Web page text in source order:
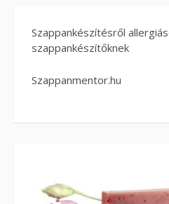
Szappankészítésről
szappankészítőknek
Szappanmentor.hu